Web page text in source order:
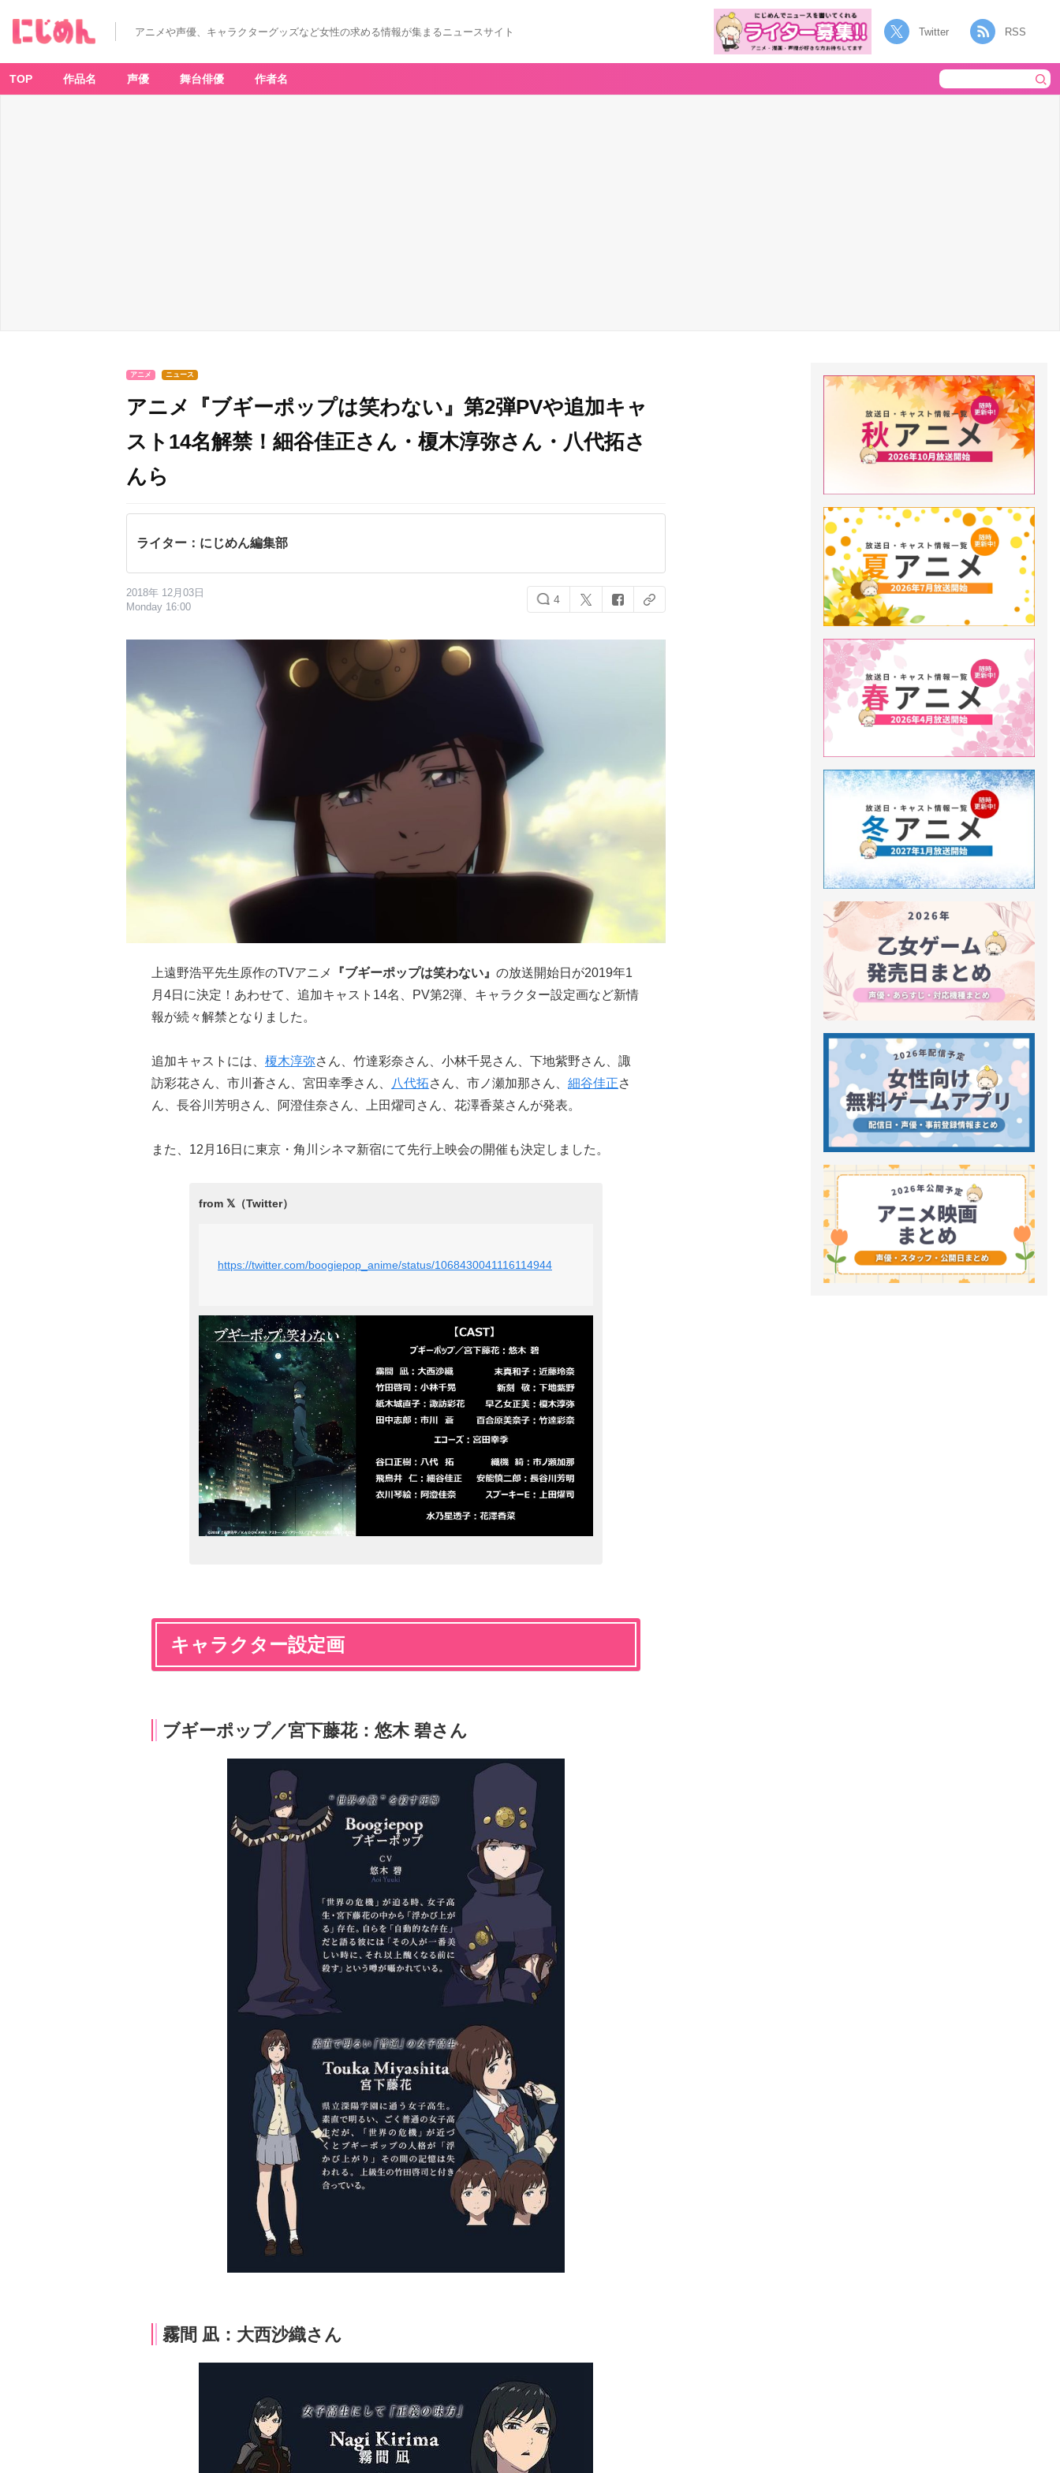
アニメや声優、キャラクターグッズなど女性の求める情報が集まるニュースサイト Twitter RSS
TOP 作品名 声優 舞台俳優 作者名
アニメ ニュース
アニメ『ブギーポップは笑わない』第2弾PVや追加キャ
スト14名解禁！細谷佳正さん​​・榎木淳弥さん・八代拓​さ
ん​ら
ライター：にじめん編集部
2018年 12月03日
Monday 16:00
4
上遠野浩平先生原作のTVアニメ 『ブギーポップは笑わない 』 の放送開始日が2019年1
月4日に決定！あわせて、追加キャスト14名、PV第2弾、キャラクター設定画など新情
報が続々解禁となりました。
追加キャストには、 榎木淳弥さん、竹達彩奈さん、小林千晃さん、下地紫野さん、諏
訪彩花さん、市川蒼さん、宮田幸季さん
八代拓さん 、市ノ瀬加那さん 細谷佳正さ
ん 、長谷川芳明さん 、阿澄佳奈さん 、上田燿司さん 、花澤香菜さんが発表。
また、12月16日に東京・角川シネマ新宿にて先行上映会の開催も決定しました。
https://twitter.com/boogiepop_anime/status/1068430041116114944
キャラクター設定画
ブギーポップ／宮下藤花：悠木 碧さん
霧間 凪：大西沙織さん